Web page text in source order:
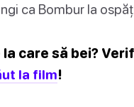
ca Bombur la
care să bei?
la film!